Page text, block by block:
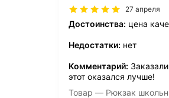
27 апреля
Достоинства: цена
Недостатки: нет
Комментарий:
этот оказался лучше!
Товар — Рюкзак